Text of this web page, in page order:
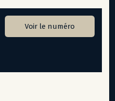
Voir le numéro